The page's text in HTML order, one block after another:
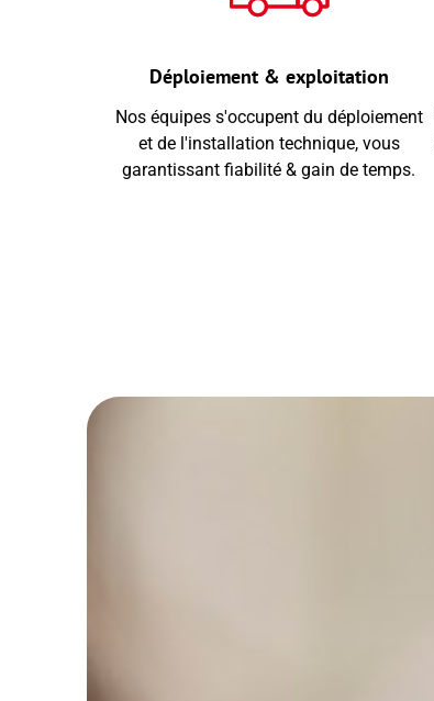
Déploiement & exploitation
Nos équipes s'occupent du déploiement
et de l'installation technique, vous
garantissant fiabilité & gain de temps.